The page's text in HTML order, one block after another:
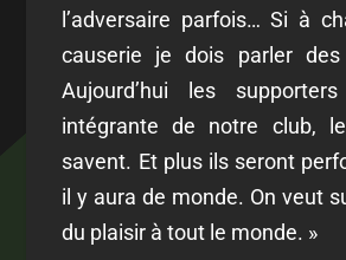
l’adversaire parfois… Si à
causerie je dois parler des
Aujourd’hui les
intégrante de notre club,
savent. Et plus ils seront
il y aura de monde. On veut
du plaisir à tout le monde. »